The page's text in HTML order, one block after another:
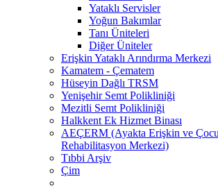
Yataklı Servisler
Yoğun Bakımlar
Tanı Üniteleri
Diğer Üniteler
Erişkin Yataklı Arındırma Merkezi
Kamatem - Çematem
Hüseyin Dağlı TRSM
Yenişehir Semt Polikliniği
Mezitli Semt Polikliniği
Halkkent Ek Hizmet Binası
AEÇERM (Ayakta Erişkin ve
Rehabilitasyon Merkezi)
Tıbbi Arşiv
Çim